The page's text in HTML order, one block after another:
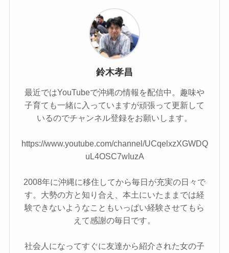
鈴木孝昌
最近ではYouTubeで沖縄の情報を配信中。趣味や
子育ても一緒に入っていますが頑張って更新して
いるのでチャンネル登録をお願いします。
https://www.youtube.com/channel/UCqelxzXGWDQ
uL4OSC7wIuzA
2008年に沖縄に移住してから毎日が充実の日々で
す。大勢の方と知り合え、本土にいたままでは経
験できないようなこともいっぱい経験させてもら
えて感謝の毎日です。
社会人になってすぐに友達から紹介された女の子